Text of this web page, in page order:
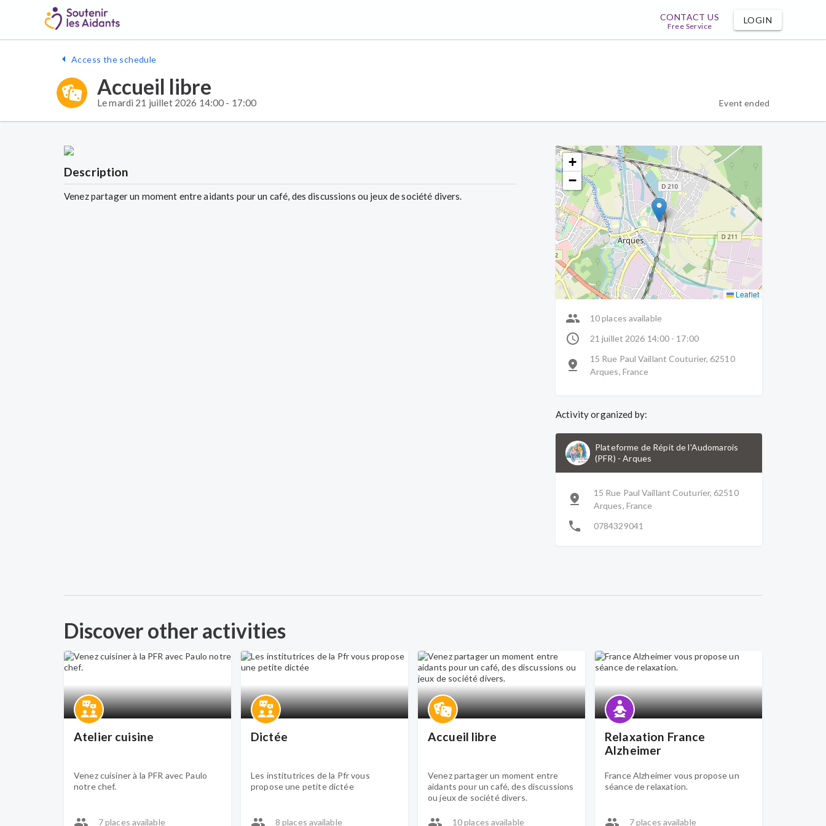
CONTACT US
Free Service
LOGIN
Access the schedule
Accueil libre
Le mardi 21 juillet 2026 14:00 - 17:00 Event ended
Description
Venez partager un moment entre aidants pour un café, des discussions ou jeux de société divers.
+
−
Leaflet
10 places available
21 juillet 2026 14:00 - 17:00
15 Rue Paul Vaillant Couturier, 62510
Arques, France
Activity organized by:
Plateforme de Répit de l'Audomarois
(PFR) -Arques
15 Rue Paul Vaillant Couturier, 62510
Arques, France
0784329041
Discover other activities
Atelier cuisine
Venez cuisiner à la PFR avec Paulo
notre chef.
7 places available
Dictée
Les institutrices de la Pfr vous
propose une petite dictée
8 places available
Accueil libre
Venez partager un moment entre
aidants pour un café, des discussions
ou jeux de société divers.
10 places available
Relaxation France
Alzheimer
France Alzheimer vous propose un
séance de relaxation.
7 places available